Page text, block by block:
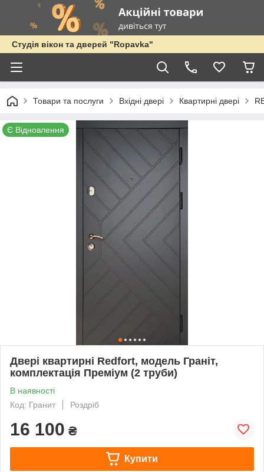
Студія вікон та дверей "Ropavka"
Товари та послуги Вхідні двері Квартирні двері
Є Відновлення
Двері квартирні Redfort, модель Граніт,
комплектація Преміум (2 труби)
В наявності
Код: Гранит
Роздріб
16 100 ₴
Купити